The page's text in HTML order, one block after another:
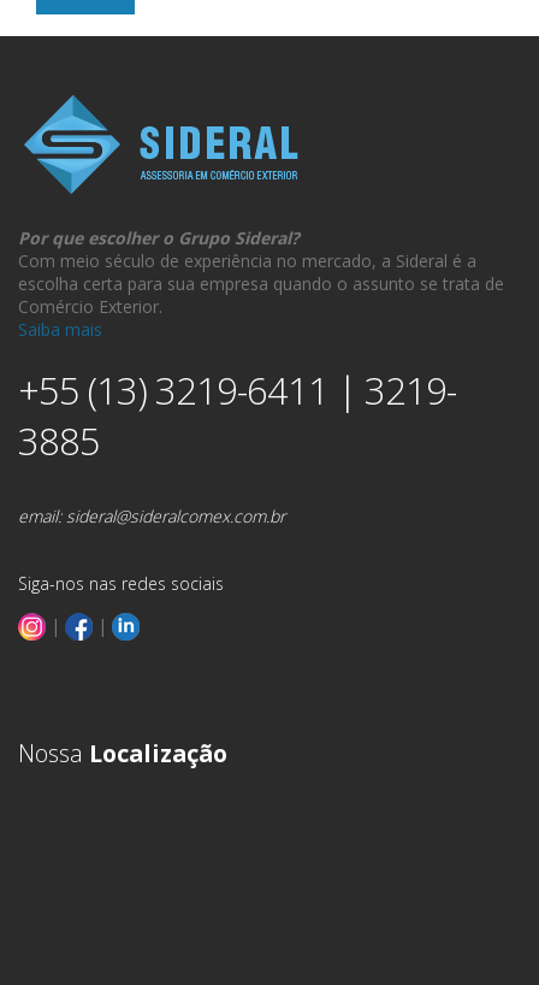
Por que escolher o Grupo Sideral?
Com meio século de experiência no mercado, a Sideral é a
escolha certa para sua empresa quando o assunto se trata de
Comércio Exterior.
Saiba mais
+55 (13) 3219-6411 | 3219-
3885
email:sideral@sideralcomex.com.br
Siga-nos nas redes sociais
|
|
Nossa Localização